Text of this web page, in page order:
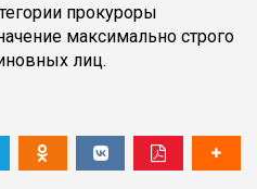
прокуроры
максимально строго
лиц.